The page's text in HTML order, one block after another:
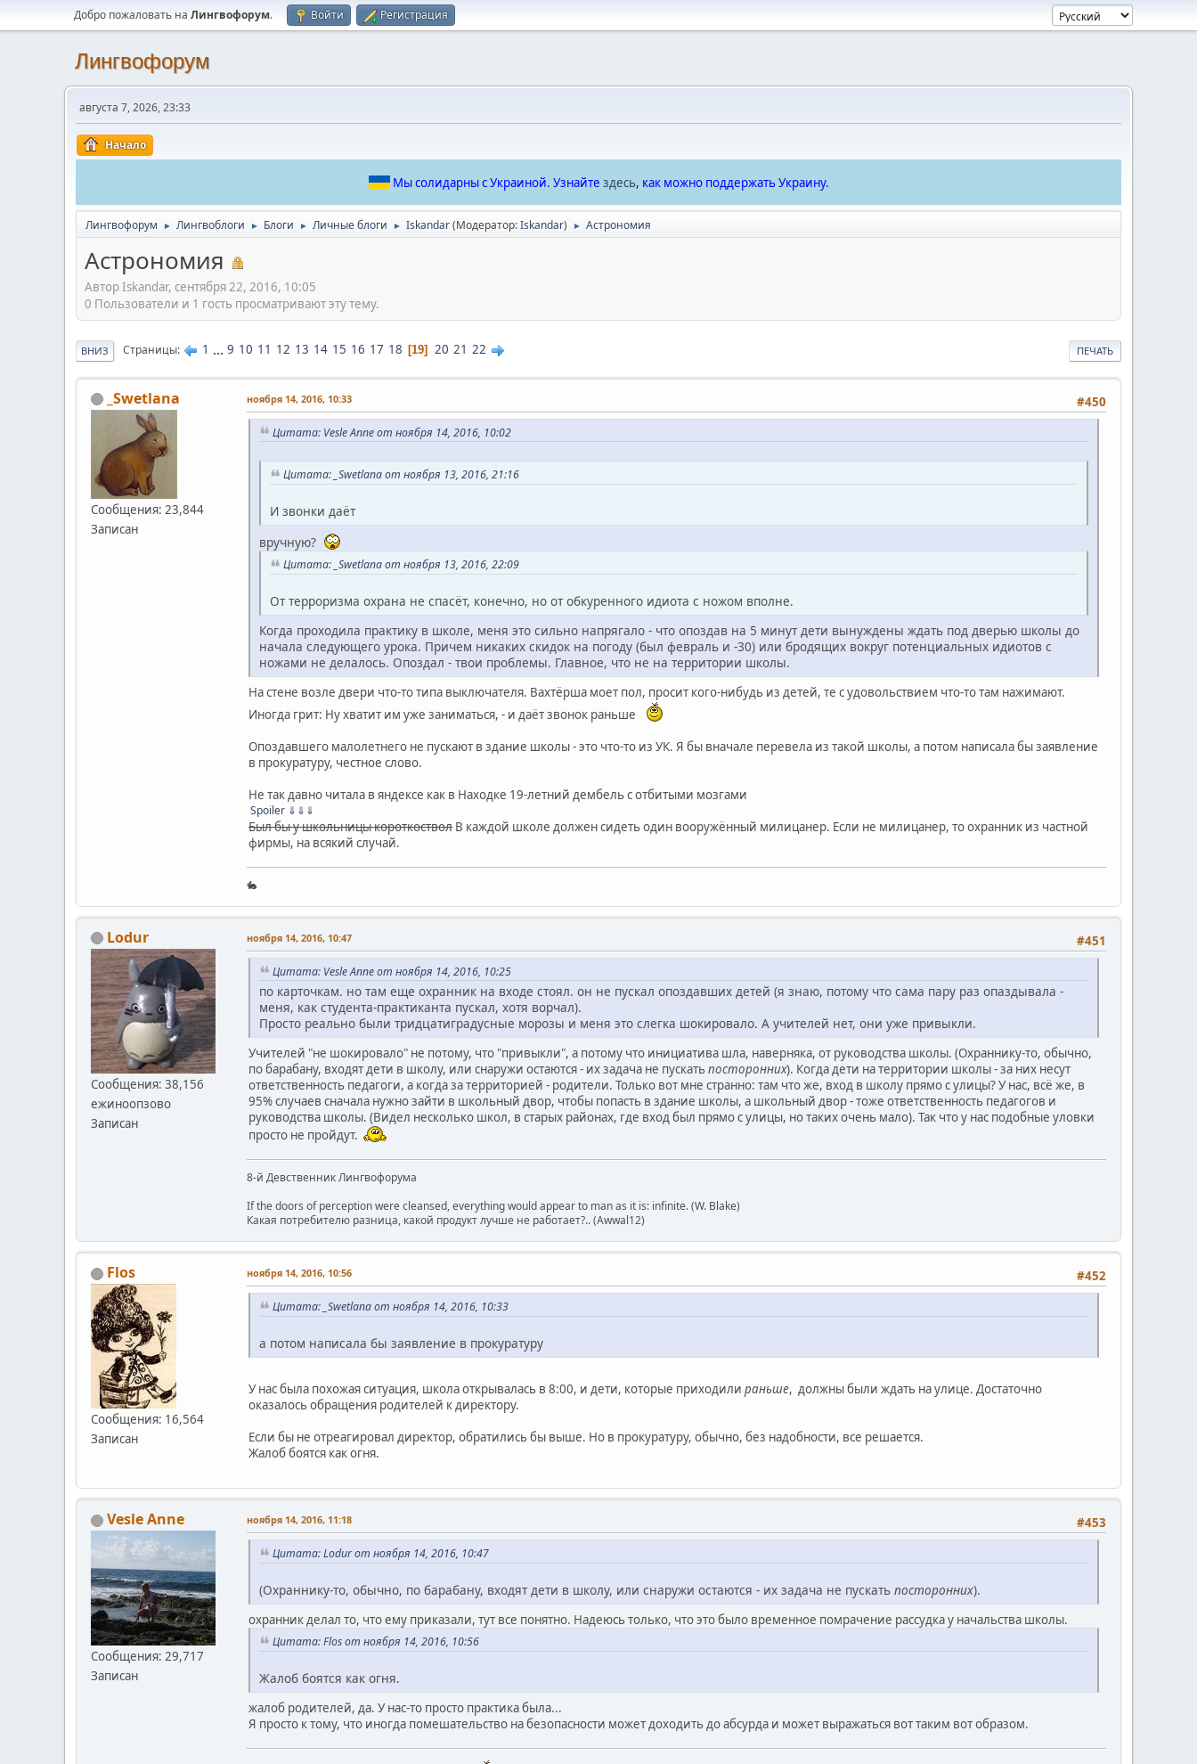
Добро пожаловать на Лингвофорум. Войти Регистрация
Лингвофорум
августа 7, 2026, 23:33
Начало
Мы солидарны с Украиной. Узнайте здесь, как можно поддержать Украину.
Лингвофорум ► Лингвоблоги ► Блоги ► Личные блоги ► Iskandar(Модератор:Iskandar) ► Астрономия
Астрономия
Автор Iskandar, сентября 22, 2016, 10:05
0 Пользователи и 1 гость просматривают эту тему.
ПЕЧАТЬ
ВНИЗ Страницы 1 ... 9 10 11 12 13 14 15 16 17 18 19 20 21 22
_Swetlana
Сообщения: 23,844
Записан
#450
ноября 14, 2016, 10:33
Цитата: Vesle Anne от ноября 14, 2016, 10:02
Цитата: _Swetlana от ноября 13, 2016, 21:16
И звонки даёт
вручную?
Цитата: _Swetlana от ноября 13, 2016, 22:09
От терроризма охрана не спасёт, конечно, но от обкуренного идиота с ножом вполне.
Когда проходила практику в школе, меня это сильно напрягало - что опоздав на 5 минут дети вынуждены ждать под дверью школы до
начала следующего урока. Причем никаких скидок на погоду (был февраль и -30) или бродящих вокруг потенциальных идиотов с
ножами не делалось. Опоздал - твои проблемы. Главное, что не на территории школы.
На стене возле двери что-то типа выключателя. Вахтёрша моет пол, просит кого-нибудь из детей, те с удовольствием что-то там нажимают.
Иногда грит: Ну хватит им уже заниматься, - и даёт звонок раньше
Опоздавшего малолетнего не пускают в здание школы - это что-то из УК. Я бы вначале перевела из такой школы, а потом написала бы заявление
в прокуратуру, честное слово.
Не так давно читала в яндексе как в Находке 19-летний дембель с отбитыми мозгами
Spoiler ⇓⇓⇓
Был бы у школьницы короткоствол В каждой школе должен сидеть один вооружённый милицанер. Если не милицанер, то охранник из частной
фирмы, на всякий случай.
🐇
Lodur
Сообщения: 38,156
ежиноопзово
Записан
#451
ноября 14, 2016, 10:47
Цитата: Vesle Anne от ноября 14, 2016, 10:25
по карточкам. но там еще охранник на входе стоял. он не пускал опоздавших детей (я знаю, потому что сама пару раз опаздывала -
меня, как студента-практиканта пускал, хотя ворчал).
Просто реально были тридцатиградусные морозы и меня это слегка шокировало. А учителей нет, они уже привыкли.
Учителей "не шокировало" не потому, что "привыкли", а потому что инициатива шла, наверняка, от руководства школы. (Охраннику-то, обычно,
по барабану, входят дети в школу, или снаружи остаются - их задача не пускатьпосторонних). Когда дети на территории школы - за них несут
ответственность педагоги, а когда за территорией - родители. Только вот мне странно: там что же, вход в школу прямо с улицы? У нас, всё же, в
95% случаев сначала нужно зайти в школьный двор, чтобы попасть в здание школы, а школьный двор - тоже ответственность педагогов и
руководства школы. (Видел несколько школ, в старых районах, где вход был прямо с улицы, но таких очень мало). Так что у нас подобные уловки
просто не пройдут.
8-й Девственник Лингвофорума
If the doors of perception were cleansed, everything would appear to man as it is: infinite. (W. Blake)
Какая потребителю разница, какой продукт лучше не работает?.. (Awwal12)
Flos
Сообщения: 16,564
Записан
#452
ноября 14, 2016, 10:56
Цитата: _Swetlana от ноября 14, 2016, 10:33
а потом написала бы заявление в прокуратуру
У нас была похожая ситуация, школа открывалась в 8:00, и дети, которые приходили раньше, должны были ждать на улице. Достаточно
оказалось обращения родителей к директору.
Если бы не отреагировал директор, обратились бы выше. Но в прокуратуру, обычно, без надобности, все решается.
Жалоб боятся как огня.
Vesle Anne
Сообщения: 29,717
Записан
#453
ноября 14, 2016, 11:18
Цитата: Lodur от ноября 14, 2016, 10:47
(Охраннику-то, обычно, по барабану, входят дети в школу, или снаружи остаются - их задача не пускать посторонних).
охранник делал то, что ему приказали, тут все понятно. Надеюсь только, что это было временное помрачение рассудка у начальства школы.
Цитата: Flos от ноября 14, 2016, 10:56
Жалоб боятся как огня.
жалоб родителей, да. У нас-то просто практика была...
Я просто к тому, что иногда помешательство на безопасности может доходить до абсурда и может выражаться вот таким вот образом.